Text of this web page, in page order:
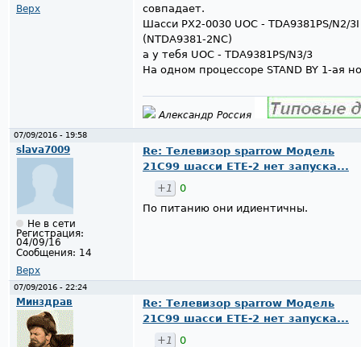
Верх
совпадает.
Шасси PX2-0030 UOC - TDA9381PS/N2/
(NTDA9381-2NC)
а у тебя UOC - TDA9381PS/N3/3
На одном процессоре STAND BY 1-ая
Александр Россия
07/09/2016 - 19:58
slava7009
Не в сети
Регистрация:
04/09/16
Сообщения: 14
Верх
Re: Телевизор sparrow Модель
21С99 шасси ЕТЕ-2 нет запуска...
+1
0
По питанию они идиентичны.
07/09/2016 - 22:24
Минздрав
Re: Телевизор sparrow Модель
21С99 шасси ЕТЕ-2 нет запуска...
+1
0